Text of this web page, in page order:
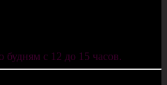
будням с 12 до 15 часов.